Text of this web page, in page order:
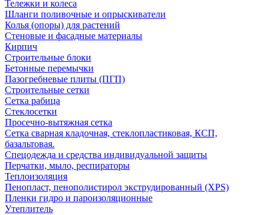
Тележки и колеса
Шланги поливочные и опрыскиватели
Колья (опоры) для растений
Стеновые и фасадные материалы
Кирпич
Строительные блоки
Бетонные перемычки
Пазогребневые плиты (ПГП)
Строительные сетки
Сетка рабица
Стеклосетки
Просечно-вытяжная сетка
Сетка сварная кладочная, стеклопластиковая, КСП,
базальтовая.
Спецодежда и средства индивидуальной защиты
Перчатки, мыло, респираторы
Теплоизоляция
Пенопласт, пенополистирол экструдированный (XPS)
Пленки гидро и пароизоляционные
Утеплитель